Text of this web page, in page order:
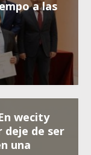
a las
wecity
de ser
una